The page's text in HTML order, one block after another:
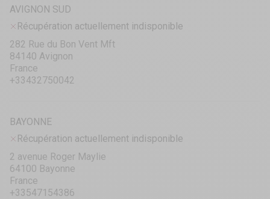
AVIGNON SUD
Récupération actuellement indisponible
282 Rue du Bon Vent Mft
84140 Avignon
France
+33432750042
BAYONNE
Récupération actuellement indisponible
2 avenue Roger Maylie
64100 Bayonne
France
+33547154386